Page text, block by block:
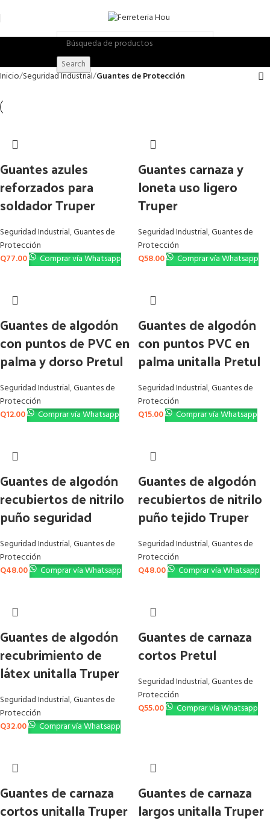
Search
Inicio Seguridad Industrial Guantes de Protección
Guantes azules
reforzados para
soldador Truper
Seguridad Industrial,Guantes de
Protección
Q77.00 Comprar vía Whatsapp
Guantes carnaza y
loneta uso ligero
Truper
Seguridad Industrial,Guantes de
Protección
Q58.00 Comprar vía Whatsapp
Guantes de algodón
con puntos de PVC en
palma y dorso Pretul
Seguridad Industrial,Guantes de
Protección
Q12.00 Comprar vía Whatsapp
Guantes de algodón
con puntos PVC en
palma unitalla Pretul
Seguridad Industrial,Guantes de
Protección
Q15.00 Comprar vía Whatsapp
Guantes de algodón
recubiertos de nitrilo
puño seguridad
Seguridad Industrial,Guantes de
Protección
Q48.00 Comprar vía Whatsapp
Guantes de algodón
recubiertos de nitrilo
puño tejido Truper
Seguridad Industrial,Guantes de
Protección
Q48.00 Comprar vía Whatsapp
Guantes de algodón
recubrimiento de
látex unitalla Truper
Seguridad Industrial,Guantes de
Protección
Q32.00 Comprar vía Whatsapp
Guantes de carnaza
cortos Pretul
Seguridad Industrial,Guantes de
Protección
Q55.00 Comprar vía Whatsapp
Guantes de carnaza
cortos unitalla Truper
Guantes de carnaza
largos unitalla Truper